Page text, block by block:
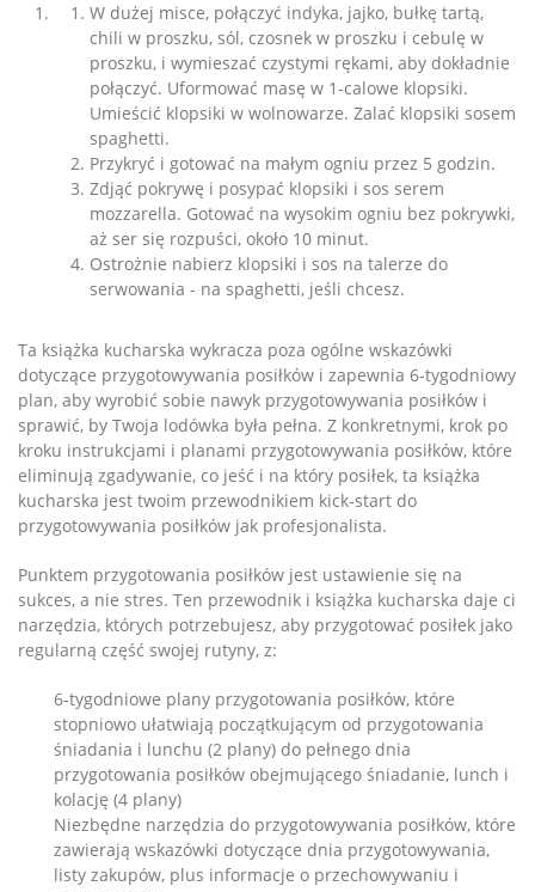
W dużej misce, połączyć indyka, jajko, bułkę tartą,
chili w proszku, sól, czosnek w proszku i cebulę w
proszku, i wymieszać czystymi rękami, aby dokładnie
połączyć. Uformować masę w 1-calowe klopsiki.
Umieścić klopsiki w wolnowarze. Zalać klopsiki sosem
spaghetti.
Przykryć i gotować na małym ogniu przez 5 godzin.
Zdjąć pokrywę i posypać klopsiki i sos serem
mozzarella. Gotować na wysokim ogniu bez pokrywki,
aż ser się rozpuści, około 10 minut.
Ostrożnie nabierz klopsiki i sos na talerze do
serwowania - na spaghetti, jeśli chcesz.
Ta książka kucharska wykracza poza ogólne wskazówki
dotyczące przygotowywania posiłków i zapewnia 6-tygodniowy
plan, aby wyrobić sobie nawyk przygotowywania posiłków i
sprawić, by Twoja lodówka była pełna. Z konkretnymi, krok po
kroku instrukcjami i planami przygotowywania posiłków, które
eliminują zgadywanie, co jeść i na który posiłek, ta książka
kucharska jest twoim przewodnikiem kick-start do
przygotowywania posiłków jak profesjonalista.
Punktem przygotowania posiłków jest ustawienie się na
sukces, a nie stres. Ten przewodnik i książka kucharska daje ci
narzędzia, których potrzebujesz, aby przygotować posiłek jako
regularną część swojej rutyny, z:
6-tygodniowe plany przygotowania posiłków, które
stopniowo ułatwiają początkującym od przygotowania
śniadania i lunchu (2 plany) do pełnego dnia
przygotowania posiłków obejmującego śniadanie, lunch i
kolację (4 plany)
Niezbędne narzędzia do przygotowywania posiłków, które
zawierają wskazówki dotyczące dnia przygotowywania,
listy zakupów, plus informacje o przechowywaniu i